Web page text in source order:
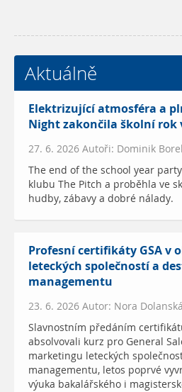
Aktuálně
Elektrizující atmosféra a
Night zakončila školní rok
27. 6. 2026 Autoři: Dominik
The end of the school year
klubu The Pitch a proběhla ve
hudby, zábavy a dobré nálady.
Profesní certifikáty GSA v
leteckých společností a
managementu
23. 6. 2026 Autor: Nora Dolanská
Slavnostním předáním
absolvovali kurz pro General
marketingu leteckých
managementu, letos poprvé
výuka bakalářského i